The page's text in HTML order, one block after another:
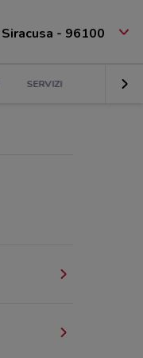
Siracusa - 96100
SERVIZI